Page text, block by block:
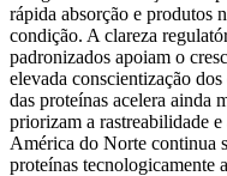
rápida absorção e produtos
condição. A clareza
padronizados apoiam o
elevada conscientização
das proteínas acelera ainda
priorizam a rastreabilidade
América do Norte continua
proteínas tecnologicamente